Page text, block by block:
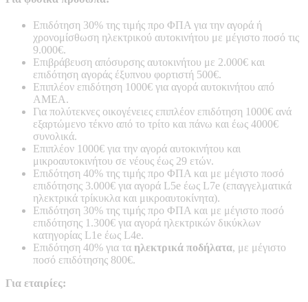
Επιδότηση 30% της τιμής προ ΦΠΑ για την αγορά ή
χρονομίσθωση ηλεκτρικού αυτοκινήτου με μέγιστο ποσό τις
9.000€.
Επιβράβευση απόσυρσης αυτοκινήτου με 2.000€ και
επιδότηση αγοράς έξυπνου φορτιστή 500€.
Επιπλέον επιδότηση 1000€ για αγορά αυτοκινήτου από
ΑΜΕΑ.
Για πολύτεκνες οικογένειες επιπλέον επιδότηση 1000€ ανά
εξαρτώμενο τέκνο από το τρίτο και πάνω και έως 4000€
συνολικά.
Επιπλέον 1000€ για την αγορά αυτοκινήτου και
μικροαυτοκινήτου σε νέους έως 29 ετών.
Επιδότηση 40% της τιμής προ ΦΠΑ και με μέγιστο ποσό
επιδότησης 3.000€ για αγορά L5e έως L7e (επαγγελματικά
ηλεκτρικά τρίκυκλα και μικροαυτοκίνητα).
Eπιδότηση 30% της τιμής προ ΦΠΑ και με μέγιστο ποσό
επιδότησης 1.300€ για αγορά ηλεκτρικών δικύκλων
κατηγορίας L1e έως L4e.
Επιδότηση 40% για τα ηλεκτρικά ποδήλατα, με μέγιστο
ποσό επιδότησης 800€.
Για εταιρίες: